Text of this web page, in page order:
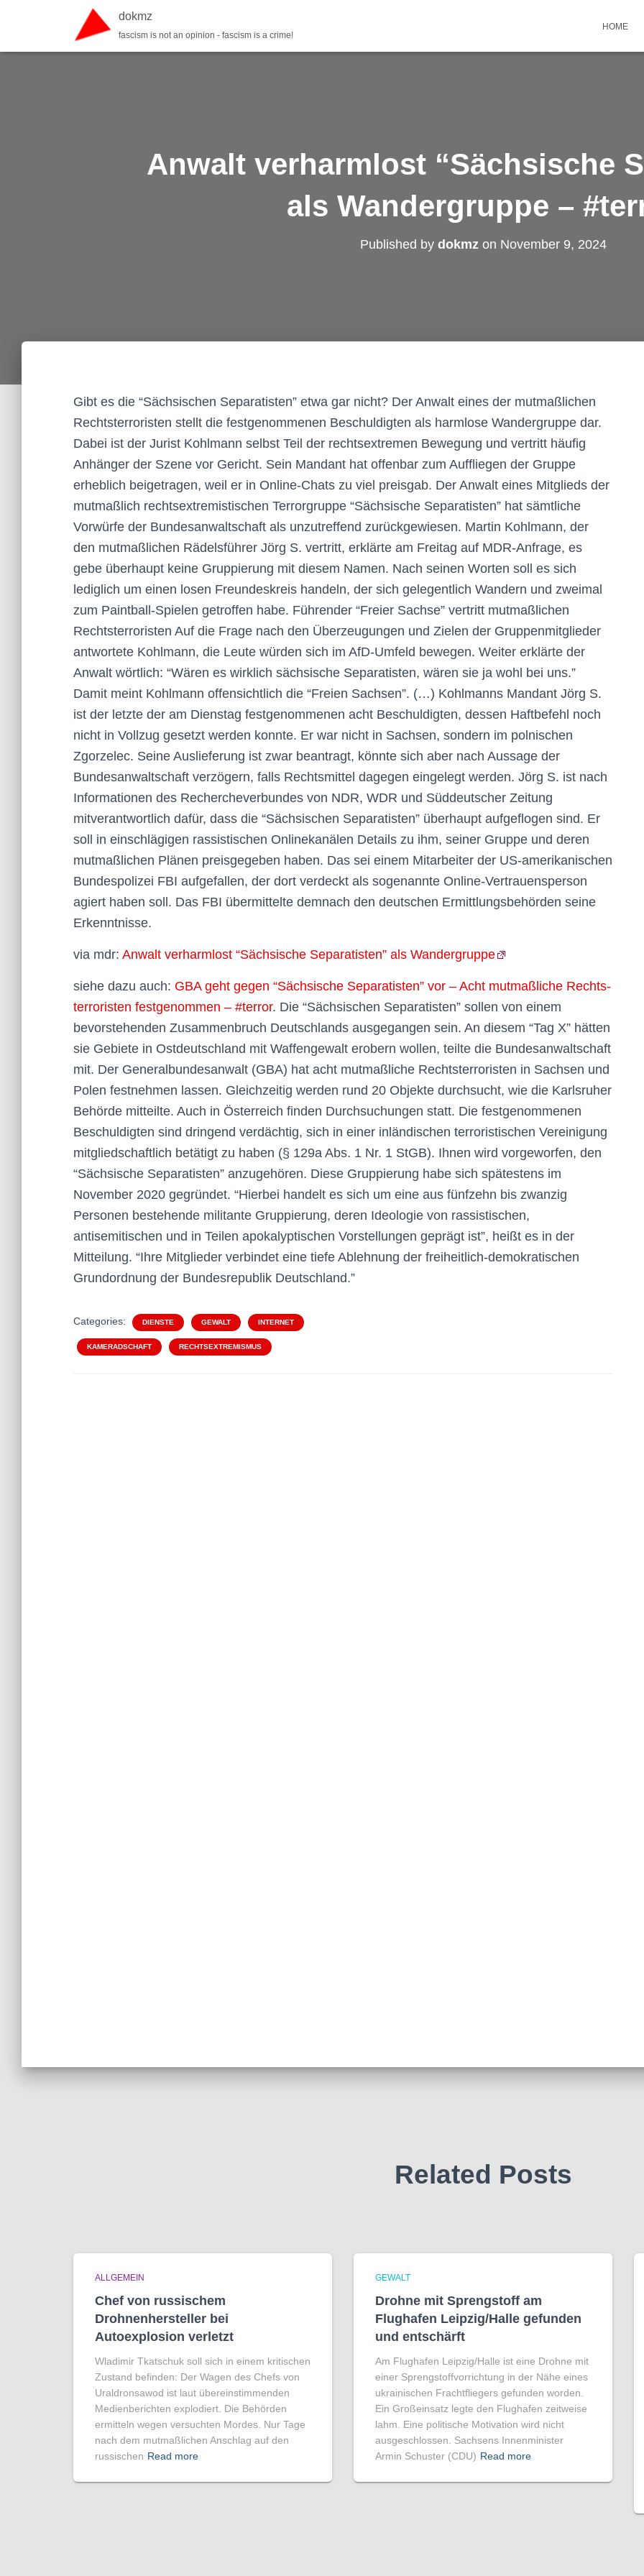
dokmz
fascism is not an opinion - fascism is a crime!
HOME
Anwalt verharmlost “Sächsische
als Wandergruppe –
Published by dokmzon November 9, 2024
Gibt es die “Sächsischen Separatisten” etwa gar nicht? Der Anwalt eines der mutmaßlichen
Rechtsterroristen stellt die festgenommenen Beschuldigten als harmlose Wandergruppe dar.
Dabei ist der Jurist Kohlmann selbst Teil der rechtsextremen Bewegung und vertritt häufig
Anhänger der Szene vor Gericht. Sein Mandant hat offenbar zum Auffliegen der Gruppe
erheblich beigetragen, weil er in Online-Chats zu viel preisgab. Der Anwalt eines Mitglieds der
mutmaßlich rechtsextremistischen Terrorgruppe “Sächsische Separatisten” hat sämtliche
Vorwürfe der Bundesanwaltschaft als unzutreffend zurückgewiesen. Martin Kohlmann, der
den mutmaßlichen Rädelsführer Jörg S. vertritt, erklärte am Freitag auf MDR-Anfrage, es
gebe überhaupt keine Gruppierung mit diesem Namen. Nach seinen Worten soll es sich
lediglich um einen losen Freundeskreis handeln, der sich gelegentlich Wandern und zweimal
zum Paintball-Spielen getroffen habe. Führender “Freier Sachse” vertritt mutmaßlichen
Rechtsterroristen Auf die Frage nach den Überzeugungen und Zielen der Gruppenmitglieder
antwortete Kohlmann, die Leute würden sich im AfD-Umfeld bewegen. Weiter erklärte der
Anwalt wörtlich: “Wären es wirklich sächsische Separatisten, wären sie ja wohl bei uns.”
Damit meint Kohlmann offensichtlich die “Freien Sachsen”. (…) Kohlmanns Mandant Jörg S.
ist der letzte der am Dienstag festgenommenen acht Beschuldigten, dessen Haftbefehl noch
nicht in Vollzug gesetzt werden konnte. Er war nicht in Sachsen, sondern im polnischen
Zgorzelec. Seine Auslieferung ist zwar beantragt, könnte sich aber nach Aussage der
Bundesanwaltschaft verzögern, falls Rechtsmittel dagegen eingelegt werden. Jörg S. ist nach
Informationen des Rechercheverbundes von NDR, WDR und Süddeutscher Zeitung
mitverantwortlich dafür, dass die “Sächsischen Separatisten” überhaupt aufgeflogen sind. Er
soll in einschlägigen rassistischen Onlinekanälen Details zu ihm, seiner Gruppe und deren
mutmaßlichen Plänen preisgegeben haben. Das sei einem Mitarbeiter der US-amerikanischen
Bundespolizei FBI aufgefallen, der dort verdeckt als sogenannte Online-Vertrauensperson
agiert haben soll. Das FBI übermittelte demnach den deutschen Ermittlungsbehörden seine
Erkenntnisse.
via mdr: Anwalt verharmlost “Sächsische Separatisten” als Wandergruppe
siehe dazu auch: GBA geht gegen “Sächsische Separatisten” vor – Acht mut­maß­liche Rechts­
ter­r­o­risten fest­ge­nommen – #terror. Die “Sächsischen Separatisten” sollen von einem
bevorstehenden Zusammenbruch Deutschlands ausgegangen sein. An diesem “Tag X” hätten
sie Gebiete in Ostdeutschland mit Waffengewalt erobern wollen, teilte die Bundesanwaltschaft
mit. Der Generalbundesanwalt (GBA) hat acht mutmaßliche Rechtsterroristen in Sachsen und
Polen festnehmen lassen. Gleichzeitig werden rund 20 Objekte durchsucht, wie die Karlsruher
Behörde mitteilte. Auch in Österreich finden Durchsuchungen statt. Die festgenommenen
Beschuldigten sind dringend verdächtig, sich in einer inländischen terroristischen Vereinigung
mitgliedschaftlich betätigt zu haben (§ 129a Abs. 1 Nr. 1 StGB). Ihnen wird vorgeworfen, den
“Sächsische Separatisten” anzugehören. Diese Gruppierung habe sich spätestens im
November 2020 gegründet. “Hierbei handelt es sich um eine aus fünfzehn bis zwanzig
Personen bestehende militante Gruppierung, deren Ideologie von rassistischen,
antisemitischen und in Teilen apokalyptischen Vorstellungen geprägt ist”, heißt es in der
Mitteilung. “Ihre Mitglieder verbindet eine tiefe Ablehnung der freiheitlich-demokratischen
Grundordnung der Bundesrepublik Deutschland.”
Categories: DIENSTE GEWALT INTERNET
KAMERADSCHAFT RECHTSEXTREMISMUS
Related Posts
ALLGEMEIN
Chef von russischem
Drohnenhersteller bei
Autoexplosion verletzt
Wladimir Tkatschuk soll sich in einem kritischen
Zustand befinden: Der Wagen des Chefs von
Uraldronsawod ist laut übereinstimmenden
Medienberichten explodiert. Die Behörden
ermitteln wegen versuchten Mordes. Nur Tage
nach dem mutmaßlichen Anschlag auf den
russischen Read more
GEWALT
Drohne mit Sprengstoff am
Flughafen Leipzig/Halle gefunden
und entschärft
Am Flughafen Leipzig/Halle ist eine Drohne mit
einer Sprengstoffvorrichtung in der Nähe eines
ukrainischen Frachtfliegers gefunden worden.
Ein Großeinsatz legte den Flughafen zeitweise
lahm. Eine politische Motivation wird nicht
ausgeschlossen. Sachsens Innenminister
Armin Schuster (CDU) Read more